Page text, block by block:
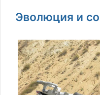
Эволюция и